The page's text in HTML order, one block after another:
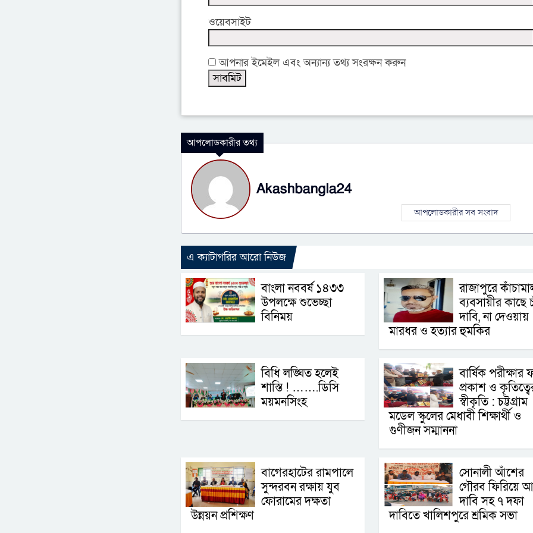
ওয়েবসাইট
আপনার ইমেইল এবং অন্যান্য তথ্য সংরক্ষন করুন
আপলোডকারীর তথ্য
Akashbangla24
আপলোডকারীর সব সংবাদ
এ ক্যাটাগরির আরো নিউজ
বাংলা নববর্ষ ১৪৩৩
উপলক্ষে শুভেচ্ছা
বিনিময়
রাজাপুরে
ব্যবসায়ীর কাছে
দাবি, না দেওয়ায়
মারধর ও হত্যার হুমকির
বিধি লঙ্ঘিত হলেই
শাস্তি ! …….ডিসি
ময়মনসিংহ
বার্ষিক পরীক্ষার
প্রকাশ ও
স্বীকৃতি : চট্টগ্রাম
মডেল স্কুলের মেধাবী শিক্ষার্থী ও
গুণীজন সম্মাননা
বাগেরহাটের রামপালে
সুন্দরবন রক্ষায় যুব
ফোরামের দক্ষতা
উন্নয়ন প্রশিক্ষণ
সোনালী আঁশের
গৌরব ফিরিয়ে
দাবি সহ ৭ দফা
দাবিতে খালিশপুরে শ্রমিক সভা